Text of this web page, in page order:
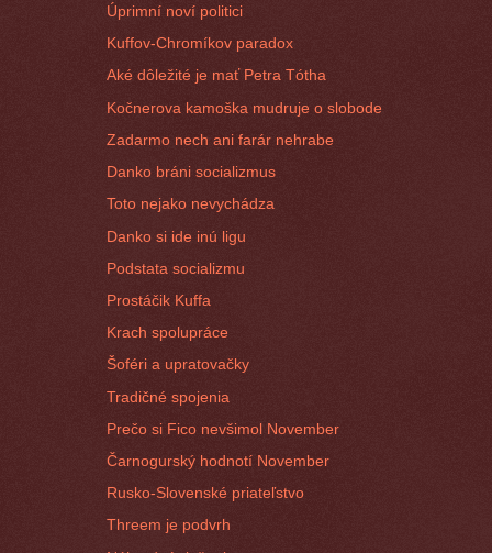
Úprimní noví politici
Kuffov-Chromíkov paradox
Aké dôležité je mať Petra Tótha
Kočnerova kamoška mudruje o slobode
Zadarmo nech ani farár nehrabe
Danko bráni socializmus
Toto nejako nevychádza
Danko si ide inú ligu
Podstata socializmu
Prostáčik Kuffa
Krach spolupráce
Šoféri a upratovačky
Tradičné spojenia
Prečo si Fico nevšimol November
Čarnogurský hodnotí November
Rusko-Slovenské priateľstvo
Threem je podvrh